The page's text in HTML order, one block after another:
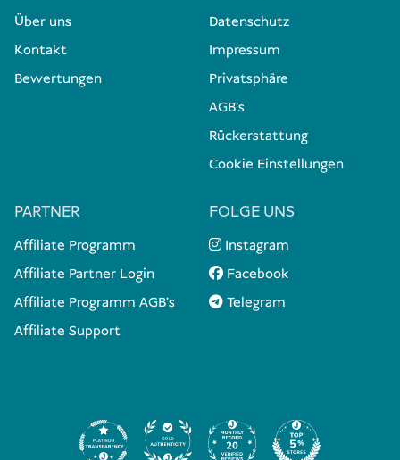
Über uns
Kontakt
Bewertungen
Datenschutz
Impressum
Privatsphäre
AGB's
Rückerstattung
Cookie Einstellungen
PARTNER
Affiliate Programm
Affiliate Partner Login
Affiliate Programm AGB's
Affiliate Support
FOLGE UNS
Instagram
Facebook
Telegram